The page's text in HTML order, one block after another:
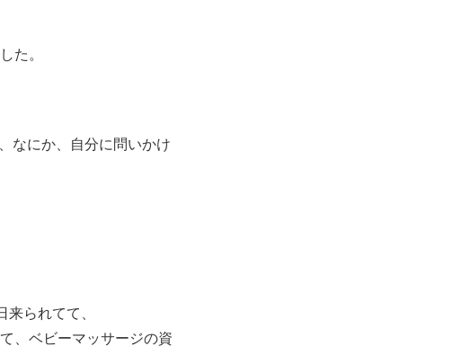
た。
なにか、自分に問いかけ
られてて、
、ベビーマッサージの資